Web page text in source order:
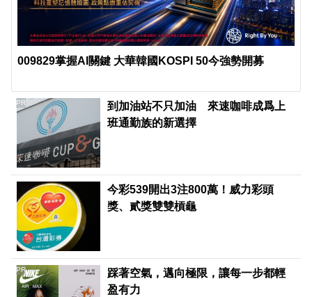
009829掌握AI關鍵 大華韓國KOSPI 50今強勢開募
到加油站不只加油 來速咖啡成爲上
班通勤族的新選擇
PR
今彩539開出3注800萬！威力彩頭
獎、貳獎雙雙槓龜
踩著空氣，邁向極限，讓每一步都輕
盈有力
PR